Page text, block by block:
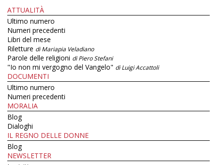
ATTUALITÀ
Ultimo numero
Numeri precedenti
Libri del mese
Riletture di Mariapia Veladiano
Parole delle religioni di Piero Stefani
"Io non mi vergogno del Vangelo" di Luigi Accattoli
DOCUMENTI
Ultimo numero
Numeri precedenti
MORALIA
Blog
Dialoghi
IL REGNO DELLE DONNE
Blog
NEWSLETTER